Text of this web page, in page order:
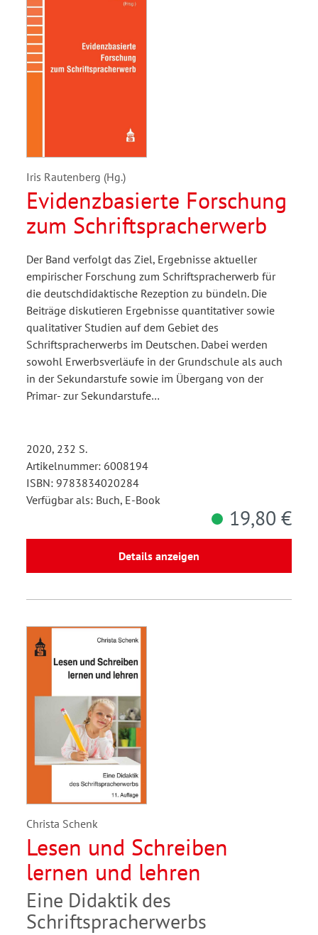
Iris Rautenberg (Hg.)
Evidenzbasierte Forschung
zum Schriftspracherwerb
Der Band verfolgt das Ziel, Ergebnisse aktueller
empirischer Forschung zum Schriftspracherwerb für
die deutschdidaktische Rezeption zu bündeln. Die
Beiträge diskutieren Ergebnisse quantitativer sowie
qualitativer Studien auf dem Gebiet des
Schriftspracherwerbs im Deutschen. Dabei werden
sowohl Erwerbsverläufe in der Grundschule als auch
in der Sekundarstufe sowie im Übergang von der
Primar- zur Sekundarstufe…
2020, 232 S.
Artikelnummer: 6008194
ISBN: 9783834020284
Verfügbar als: Buch, E-Book
19,80 €
Details anzeigen
Christa Schenk
Lesen und Schreiben
lernen und lehren
Eine Didaktik des
Schriftspracherwerbs